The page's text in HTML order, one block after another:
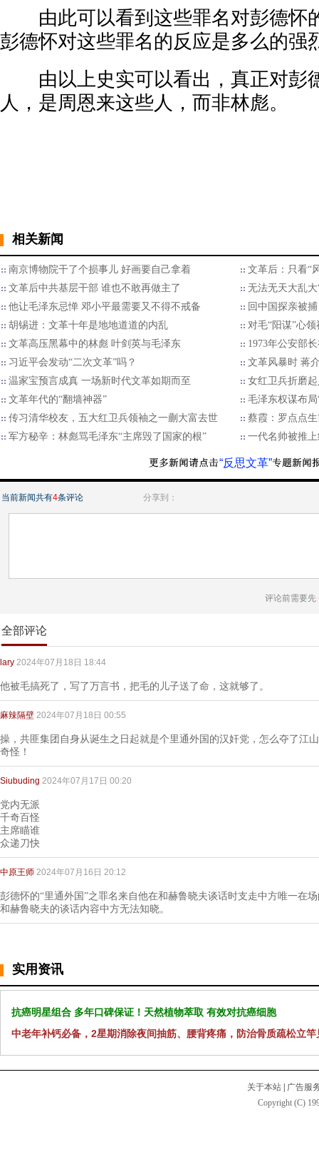
由此可以看到这些罪名对彭德怀
彭德怀对这些罪名的反应是多么的强
由以上史实可以看出，真正对彭
人，是周恩来这些人，而非林彪。
相关新闻
南京博物院干了个损事儿 好画要自己拿着
文革后：只看“
文革后中共基层干部 谁也不敢再做主了
无法无天大乱
他让毛泽东忌惮 邓小平最需要又不得不戒备
回中国探亲被
胡锡进：文革十年是地地道道的内乱
对毛“阳谋”心
文革高压黑幕中的林彪 叶剑英与毛泽东
1973年公安部
习近平会发动“二次文革”吗？
文革风暴时 蒋
温家宝预言成真 一场新时代文革如期而至
女红卫兵折磨
文革年代的“翻墙神器”
毛泽东权谋布
传习清华校友，五大红卫兵领袖之一蒯大富去世
蔡霞：罗点点
军方秘辛：林彪骂毛泽东“主席毁了国家的根”
一代名帅被推
“反思文革”
当前新闻共有4条评论 分享到：
评论前需要先
全部评论
lary 2024年07月18日 18:44
他被毛搞死了，写了万言书，把毛的儿子送了命，这就够了。
麻辣隔壁 2024年07月18日 00:55
操，共匪集团自身从诞生之日起就是个里通外国的汉奸党，怎么夺了江
奇怪！
Siubuding 2024年07月17日 00:20
党内无派
千奇百怪
主席瞄谁
众递刀快
中原王师 2024年07月16日 20:12
彭德怀的“里通外国”之罪名来自他在和赫鲁晓夫谈话时支走中方唯一在
和赫鲁晓夫的谈话内容中方无法知晓。
实用资讯
抗癌明星组合 多年口碑保证！天然植物萃取 有效对抗癌细胞
中老年补钙必备，2星期消除夜间抽筋、腰背疼痛，防治骨质疏松立竿
关于本站
广告服
Copyright (C)